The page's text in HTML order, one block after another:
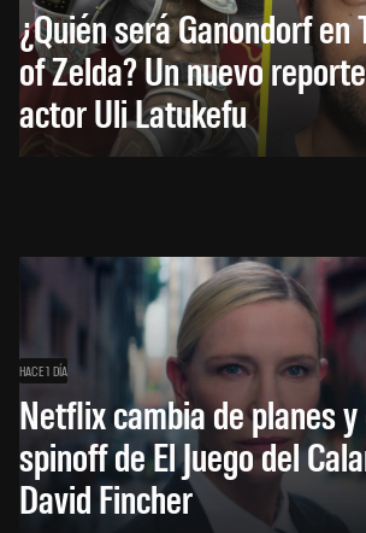
¿Quién será Ganondorf en
of Zelda? Un nuevo
actor Uli Latukefu
HACE 1 DÍA
Netflix cambia de planes
spinoff de El Juego del
David Fincher